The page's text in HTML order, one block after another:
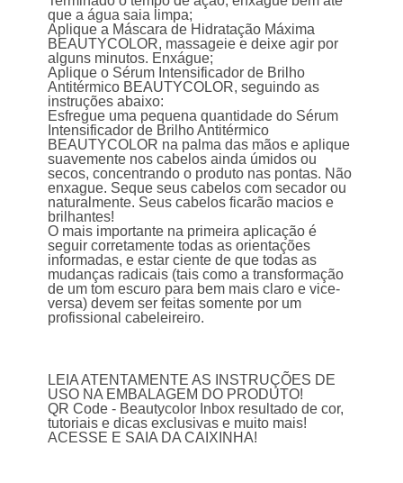
que a água saia limpa;
Aplique a Máscara de Hidratação Máxima
BEAUTYCOLOR, massageie e deixe agir por
alguns minutos. Enxágue;
Aplique o Sérum Intensificador de Brilho
Antitérmico BEAUTYCOLOR, seguindo as
instruções abaixo:
Esfregue uma pequena quantidade do Sérum
Intensificador de Brilho Antitérmico
BEAUTYCOLOR na palma das mãos e aplique
suavemente nos cabelos ainda úmidos ou
secos, concentrando o produto nas pontas. Não
enxague. Seque seus cabelos com secador ou
naturalmente. Seus cabelos ficarão macios e
brilhantes!
O mais importante na primeira aplicação é
seguir corretamente todas as orientações
informadas, e estar ciente de que todas as
mudanças radicais (tais como a transformação
de um tom escuro para bem mais claro e vice-
versa) devem ser feitas somente por um
profissional cabeleireiro.
LEIA ATENTAMENTE AS INSTRUÇÕES DE
USO NA EMBALAGEM DO PRODUTO!
QR Code - Beautycolor Inbox resultado de cor,
tutoriais e dicas exclusivas e muito mais!
ACESSE E SAIA DA CAIXINHA!